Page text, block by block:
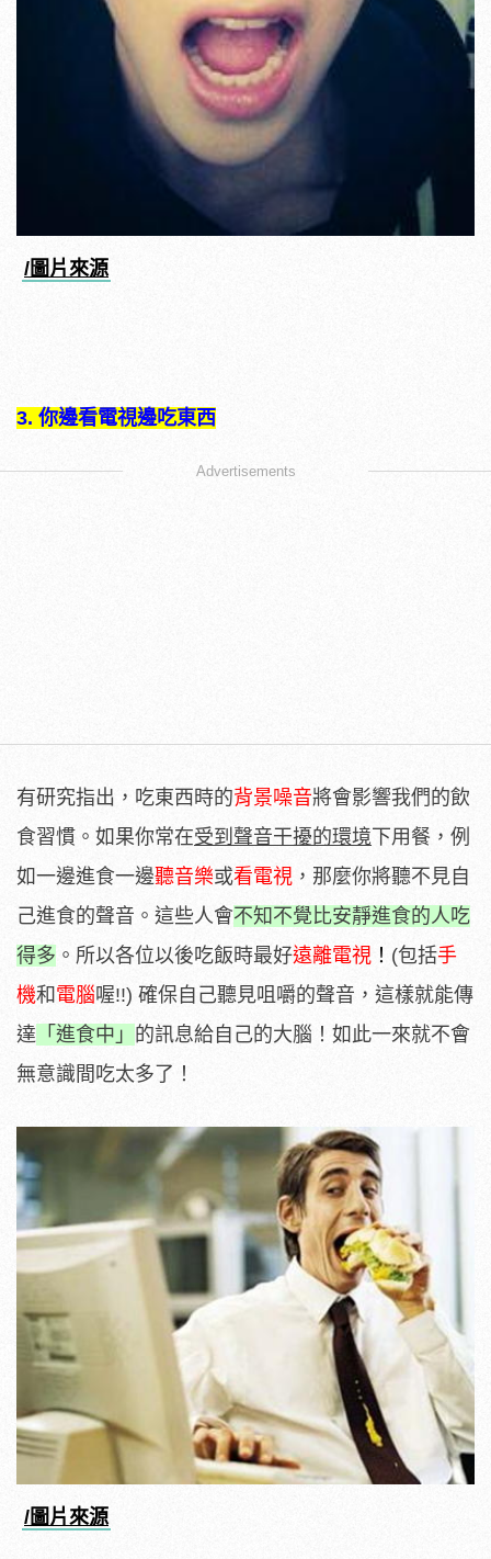
/圖片來源
3. 你邊看電視邊吃東西
Advertisements
有研究指出，吃東西時的背景噪音將會影響我們的飲
食習慣。如果你常在受到聲音干擾的環境 下用餐，例
如一邊進食一邊聽音樂或看電視 ，那麼你將聽不見自
己進食的聲音。這些人會不知不覺比安靜進食的人吃
得多 。所以各位以後吃飯時最好遠離電視 ！ (包括手
機和 電腦喔!!) 確保自己聽見咀嚼的聲音，這樣就能傳
達 「進食中」 的訊息給自己的大腦！如此一來就不會
無意識間吃太多了！
/圖片來源